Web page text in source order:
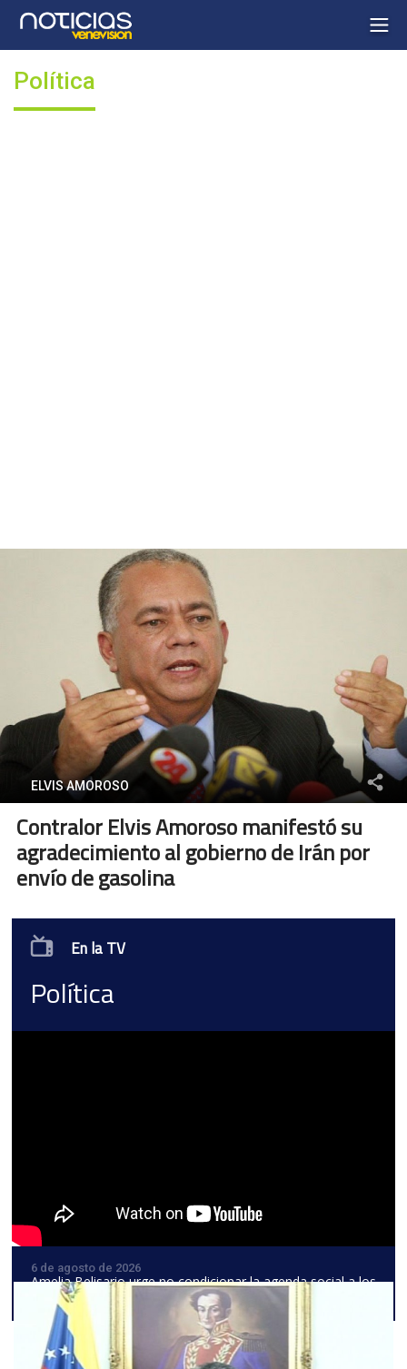
Política
ELVIS AMOROSO
Contralor Elvis Amoroso manifestó su
agradecimiento al gobierno de Irán por
envío de gasolina
En la TV
Política
6 de agosto de 2026
Amelia Belisario urge no condicionar la agenda social a los
avances del diálogo político